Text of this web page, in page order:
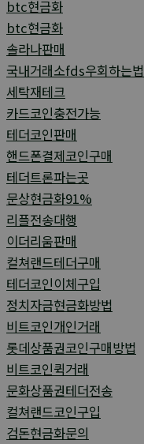
btc현금화
btc현금화
솔라나판매
국내거래소fds우회하는법
세탁재테크
카드코인충전가능
테더코인판매
핸드폰결제코인구매
테더트론파는곳
문상현금화91%
리플전송대행
이더리움판매
컬쳐랜드테더구매
테더코인이체구입
정치자금현금화방법
비트코인개인거래
롯데상품권코인구매방법
비트코인퀵거래
문화상품권테더전송
컬쳐랜드코인구입
검돈현금화문의